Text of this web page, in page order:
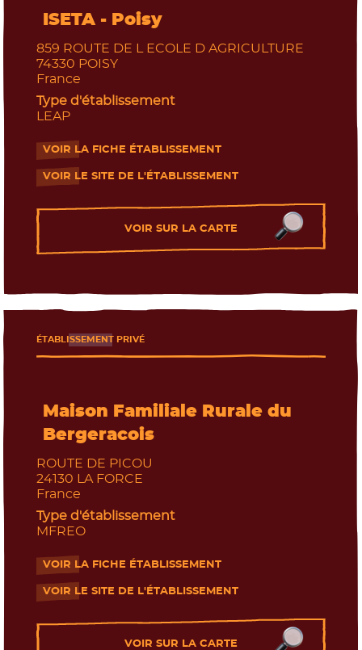
L'enseignement agricole
ISETA - Poisy
859 ROUTE DE L ECOLE D AGRICULTURE
74330 POISY
France
Type d'établissement
LEAP
VOIR LA FICHE ÉTABLISSEMENT
- Nouvelle fenêtre
VOIR LE SITE DE L'ÉTABLISSEMENT
- Nouvelle fenêtre
VOIR SUR LA CARTE
Maison Familiale Rurale du
Bergeracois
ÉTABLISSEMENT PRIVÉ
ROUTE DE PICOU
24130 LA FORCE
France
Type d'établissement
MFREO
VOIR LA FICHE ÉTABLISSEMENT
- Nouvelle fenêtre
VOIR LE SITE DE L'ÉTABLISSEMENT
- Nouvelle fenêtre
VOIR SUR LA CARTE